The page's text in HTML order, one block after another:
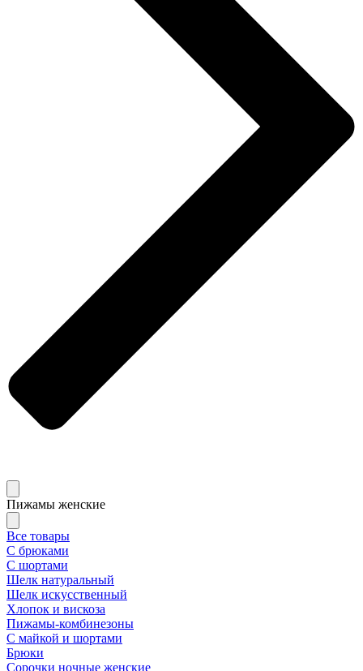
Пижамы женские
Все товары
С брюками
С шортами
Шелк натуральный
Шелк искусственный
Хлопок и вискоза
Пижамы-комбинезоны
С майкой и шортами
Брюки
Сорочки ночные женские